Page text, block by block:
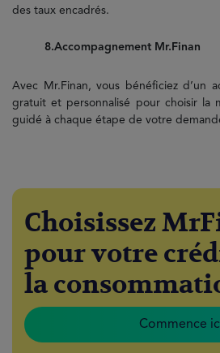
des taux encadrés.
8.Accompagnement Mr.Finan
Avec Mr.Finan, vous bénéficiez d’un
gratuit et personnalisé pour choisir la
guidé à chaque étape de votre
Choisissez
pour votre
la
Commence